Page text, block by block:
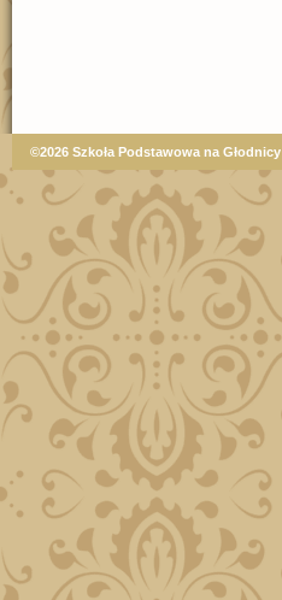
©2026 Szkoła Podstawowa na Głodnicy